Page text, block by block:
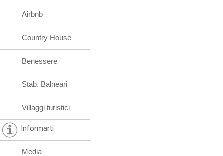
Airbnb
Country House
Benessere
Stab. Balneari
Villaggi turistici
Informarti
Media